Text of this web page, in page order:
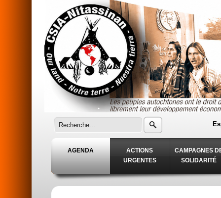
Aller au contenu principal
AGENDA
ACTIONS
URGENTES
CAMPAGNES
SOLIDARITÉ